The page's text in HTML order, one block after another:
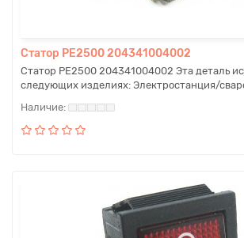
Статор PE2500 204341004002
Статор PE2500 204341004002 Эта деталь
следующих изделиях: Электростанция/